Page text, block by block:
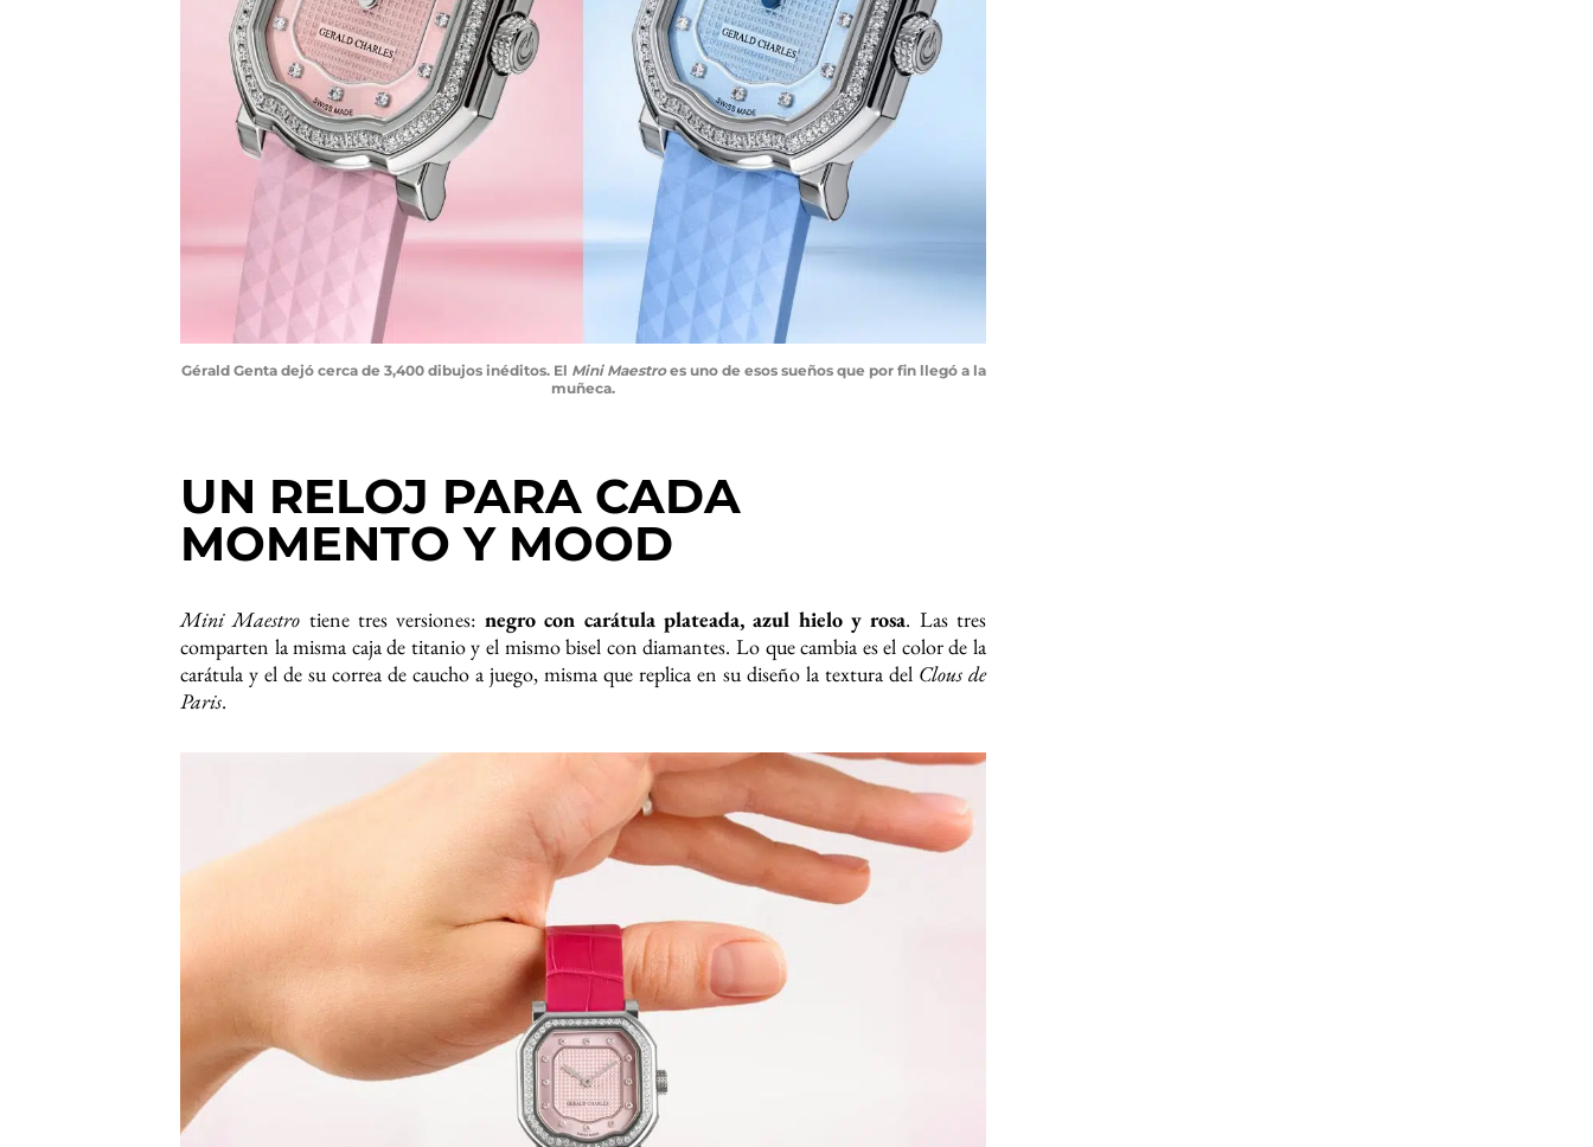
Gérald Genta dejó cerca de 3,400 dibujos inéditos. El Mini Maestroes uno de esos sueños que por fin llegó a la
muñeca.
UN RELOJ PARA CADA
MOMENTO Y MOOD
Mini Maestro tiene tres versiones: negro con carátula plateada, azul hielo y rosa. Las tres
comparten la misma caja de titanio y el mismo bisel con diamantes. Lo que cambia es el color de la
carátula y el de su correa de caucho a juego, misma que replica en su diseño la textura del Clous de
Paris.